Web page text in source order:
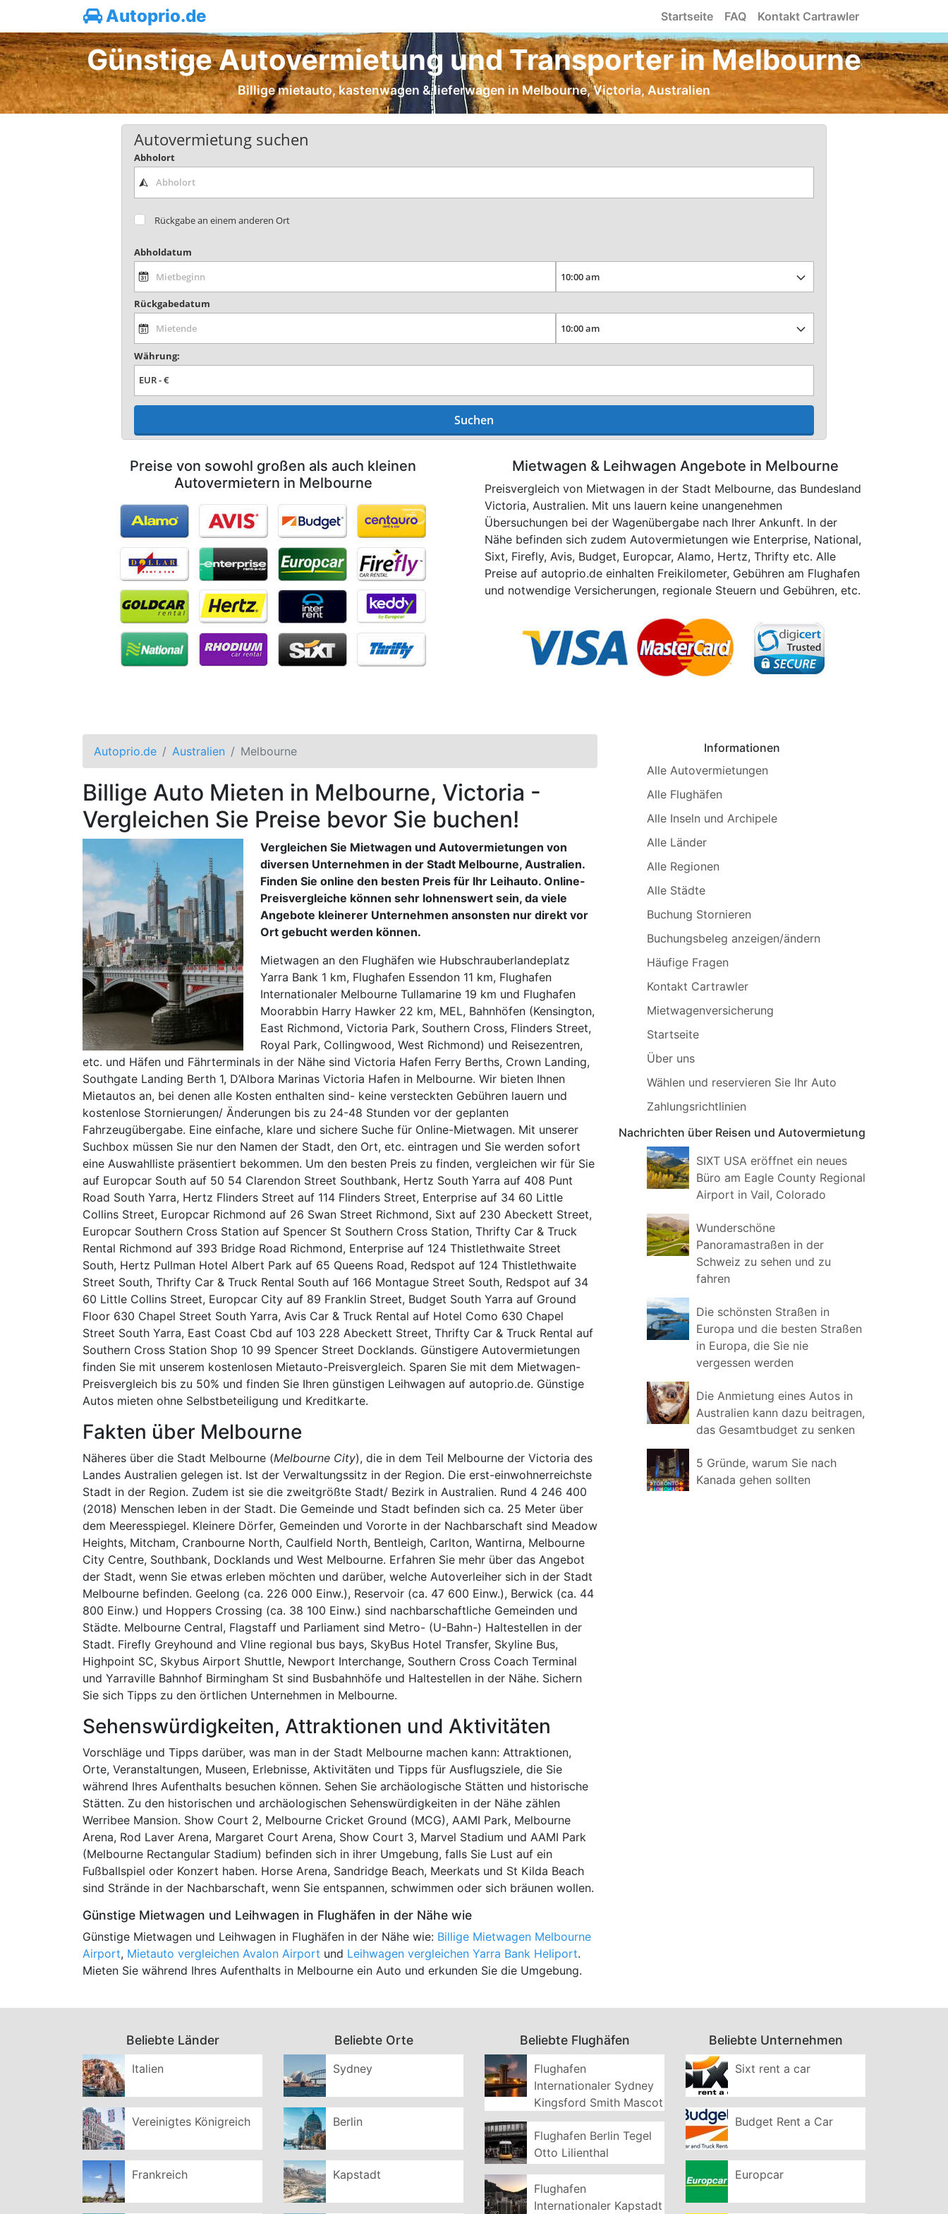
Autoprio.de Startseite FAQ Kontakt Cartrawler
Günstige Autovermietung und Transporter in Melbourne
Billige mietauto, kastenwagen & lieferwagen in Melbourne, Victoria, Australien
Autovermietung suchen
Abholort
Rückgabe an einem anderen Ort
Abholdatum
Rückgabedatum
Währung:
Suchen
Preise von sowohl großen als auch kleinen
Autovermietern in Melbourne
Mietwagen & Leihwagen Angebote in Melbourne
Preisvergleich von Mietwagen in der Stadt Melbourne, das Bundesland
Victoria, Australien. Mit uns lauern keine unangenehmen
Übersuchungen bei der Wagenübergabe nach Ihrer Ankunft. In der
Nähe befinden sich zudem Autovermietungen wie Enterprise, National,
Sixt, Firefly, Avis, Budget, Europcar, Alamo, Hertz, Thrifty etc. Alle
Preise auf autoprio.de einhalten Freikilometer, Gebühren am Flughafen
und notwendige Versicherungen, regionale Steuern und Gebühren, etc.
Autoprio.de Australien Melbourne
Billige Auto Mieten in Melbourne, Victoria -
Vergleichen Sie Preise bevor Sie buchen!
Vergleichen Sie Mietwagen und Autovermietungen von
diversen Unternehmen in der Stadt Melbourne, Australien.
Finden Sie online den besten Preis für Ihr Leihauto. Online-
Preisvergleiche können sehr lohnenswert sein, da viele
Angebote kleinerer Unternehmen ansonsten nur direkt vor
Ort gebucht werden können.
Mietwagen an den Flughäfen wie Hubschrauberlandeplatz
Yarra Bank 1 km, Flughafen Essendon 11 km, Flughafen
Internationaler Melbourne Tullamarine 19 km und Flughafen
Moorabbin Harry Hawker 22 km, MEL, Bahnhöfen (Kensington,
East Richmond, Victoria Park, Southern Cross, Flinders Street,
Royal Park, Collingwood, West Richmond) und Reisezentren,
etc. und Häfen und Fährterminals in der Nähe sind Victoria Hafen Ferry Berths, Crown Landing,
Southgate Landing Berth 1, D’Albora Marinas Victoria Hafen in Melbourne. Wir bieten Ihnen
Mietautos an, bei denen alle Kosten enthalten sind- keine versteckten Gebühren lauern und
kostenlose Stornierungen/ Änderungen bis zu 24-48 Stunden vor der geplanten
Fahrzeugübergabe. Eine einfache, klare und sichere Suche für Online-Mietwagen. Mit unserer
Suchbox müssen Sie nur den Namen der Stadt, den Ort, etc. eintragen und Sie werden sofort
eine Auswahlliste präsentiert bekommen. Um den besten Preis zu finden, vergleichen wir für Sie
auf Europcar South auf 50 54 Clarendon Street Southbank, Hertz South Yarra auf 408 Punt
Road South Yarra, Hertz Flinders Street auf 114 Flinders Street, Enterprise auf 34 60 Little
Collins Street, Europcar Richmond auf 26 Swan Street Richmond, Sixt auf 230 Abeckett Street,
Europcar Southern Cross Station auf Spencer St Southern Cross Station, Thrifty Car & Truck
Rental Richmond auf 393 Bridge Road Richmond, Enterprise auf 124 Thistlethwaite Street
South, Hertz Pullman Hotel Albert Park auf 65 Queens Road, Redspot auf 124 Thistlethwaite
Street South, Thrifty Car & Truck Rental South auf 166 Montague Street South, Redspot auf 34
60 Little Collins Street, Europcar City auf 89 Franklin Street, Budget South Yarra auf Ground
Floor 630 Chapel Street South Yarra, Avis Car & Truck Rental auf Hotel Como 630 Chapel
Street South Yarra, East Coast Cbd auf 103 228 Abeckett Street, Thrifty Car & Truck Rental auf
Southern Cross Station Shop 10 99 Spencer Street Docklands. Günstigere Autovermietungen
finden Sie mit unserem kostenlosen Mietauto-Preisvergleich. Sparen Sie mit dem Mietwagen-
Preisvergleich bis zu 50% und finden Sie Ihren günstigen Leihwagen auf autoprio.de. Günstige
Autos mieten ohne Selbstbeteiligung und Kreditkarte.
Fakten über Melbourne
Näheres über die Stadt Melbourne (Melbourne City), die in dem Teil Melbourne der Victoria des
Landes Australien gelegen ist. Ist der Verwaltungssitz in der Region. Die erst-einwohnerreichste
Stadt in der Region. Zudem ist sie die zweitgrößte Stadt/ Bezirk in Australien. Rund 4 246 400
(2018) Menschen leben in der Stadt. Die Gemeinde und Stadt befinden sich ca. 25 Meter über
dem Meeresspiegel. Kleinere Dörfer, Gemeinden und Vororte in der Nachbarschaft sind Meadow
Heights, Mitcham, Cranbourne North, Caulfield North, Bentleigh, Carlton, Wantirna, Melbourne
City Centre, Southbank, Docklands und West Melbourne. Erfahren Sie mehr über das Angebot
der Stadt, wenn Sie etwas erleben möchten und darüber, welche Autoverleiher sich in der Stadt
Melbourne befinden. Geelong (ca. 226 000 Einw.), Reservoir (ca. 47 600 Einw.), Berwick (ca. 44
800 Einw.) und Hoppers Crossing (ca. 38 100 Einw.) sind nachbarschaftliche Gemeinden und
Städte. Melbourne Central, Flagstaff und Parliament sind Metro- (U-Bahn-) Haltestellen in der
Stadt. Firefly Greyhound and Vline regional bus bays, SkyBus Hotel Transfer, Skyline Bus,
Highpoint SC, Skybus Airport Shuttle, Newport Interchange, Southern Cross Coach Terminal
und Yarraville Bahnhof Birmingham St sind Busbahnhöfe und Haltestellen in der Nähe. Sichern
Sie sich Tipps zu den örtlichen Unternehmen in Melbourne.
Sehenswürdigkeiten, Attraktionen und Aktivitäten
Vorschläge und Tipps darüber, was man in der Stadt Melbourne machen kann: Attraktionen,
Orte, Veranstaltungen, Museen, Erlebnisse, Aktivitäten und Tipps für Ausflugsziele, die Sie
während Ihres Aufenthalts besuchen können. Sehen Sie archäologische Stätten und historische
Stätten. Zu den historischen und archäologischen Sehenswürdigkeiten in der Nähe zählen
Werribee Mansion. Show Court 2, Melbourne Cricket Ground (MCG), AAMI Park, Melbourne
Arena, Rod Laver Arena, Margaret Court Arena, Show Court 3, Marvel Stadium und AAMI Park
(Melbourne Rectangular Stadium) befinden sich in ihrer Umgebung, falls Sie Lust auf ein
Fußballspiel oder Konzert haben. Horse Arena, Sandridge Beach, Meerkats und St Kilda Beach
sind Strände in der Nachbarschaft, wenn Sie entspannen, schwimmen oder sich bräunen wollen.
Günstige Mietwagen und Leihwagen in Flughäfen in der Nähe wie
Günstige Mietwagen und Leihwagen in Flughäfen in der Nähe wie: Billige Mietwagen Melbourne
Airport, Mietauto vergleichen Avalon Airport und Leihwagen vergleichen Yarra Bank Heliport.
Mieten Sie während Ihres Aufenthalts in Melbourne ein Auto und erkunden Sie die Umgebung.
Informationen
Alle Autovermietungen
Alle Flughäfen
Alle Inseln und Archipele
Alle Länder
Alle Regionen
Alle Städte
Buchung Stornieren
Buchungsbeleg anzeigen/ändern
Häufige Fragen
Kontakt Cartrawler
Mietwagenversicherung
Startseite
Über uns
Wählen und reservieren Sie Ihr Auto
Zahlungsrichtlinien
Nachrichten über Reisen und Autovermietung
SIXT USA eröffnet ein neues
Büro am Eagle County Regional
Airport in Vail, Colorado
Wunderschöne
Panoramastraßen in der
Schweiz zu sehen und zu
fahren
Die schönsten Straßen in
Europa und die besten Straßen
in Europa, die Sie nie
vergessen werden
Die Anmietung eines Autos in
Australien kann dazu beitragen,
das Gesamtbudget zu senken
5 Gründe, warum Sie nach
Kanada gehen sollten
Beliebte Länder
Italien
Vereinigtes Königreich
Frankreich
Beliebte Orte
Sydney
Berlin
Kapstadt
Beliebte Flughäfen
Flughafen
Internationaler Sydney
Kingsford Smith Mascot
Flughafen Berlin Tegel
Otto Lilienthal
Flughafen
Internationaler Kapstadt
Beliebte Unternehmen
Sixt rent a car
Budget Rent a Car
Europcar